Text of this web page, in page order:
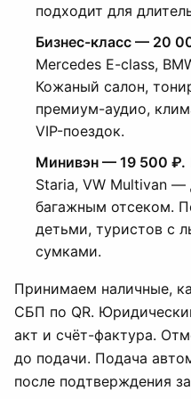
подходит для
Бизнес-класс — 20
Mercedes E-class,
Кожаный салон,
премиум-аудио,
VIP-поездок.
Минивэн — 19 500 ₽.
Staria, VW Multivan
багажным отсеком.
детьми, туристов с
сумками.
Принимаем наличные,
СБП по QR.
акт и счёт-фактура.
до подачи. Подача
после подтверждения